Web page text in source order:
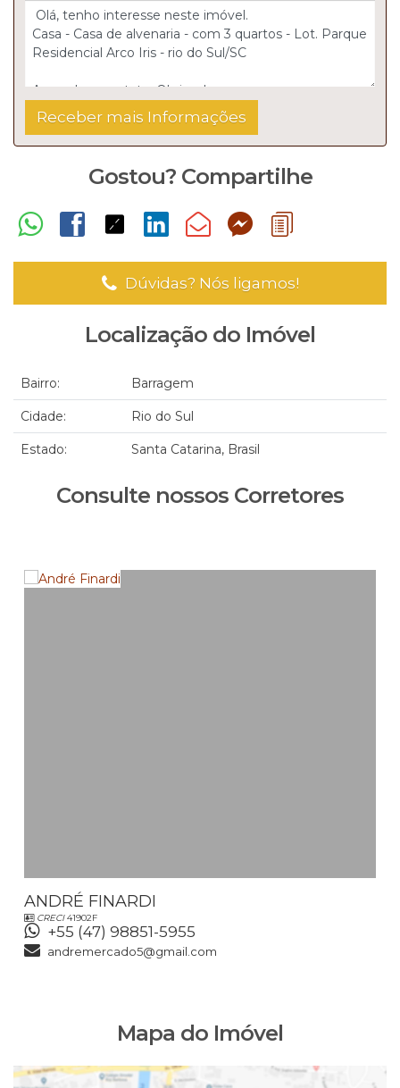
Gostou? Compartilhe
Dúvidas? Nós ligamos!
Localização do Imóvel
Bairro: Barragem
Cidade: Rio do Sul
Estado: Santa Catarina, Brasil
Consulte nossos Corretores
ANDRÉ FINARDI
CRECI41902F
+55 (47) 98851-5955
andremercado5@gmail.com
Mapa do Imóvel